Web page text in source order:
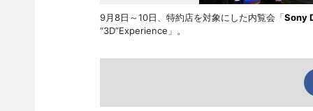
9月8日～10日、特約店を対象にした内覧会「Sony
“3D”Experience」。